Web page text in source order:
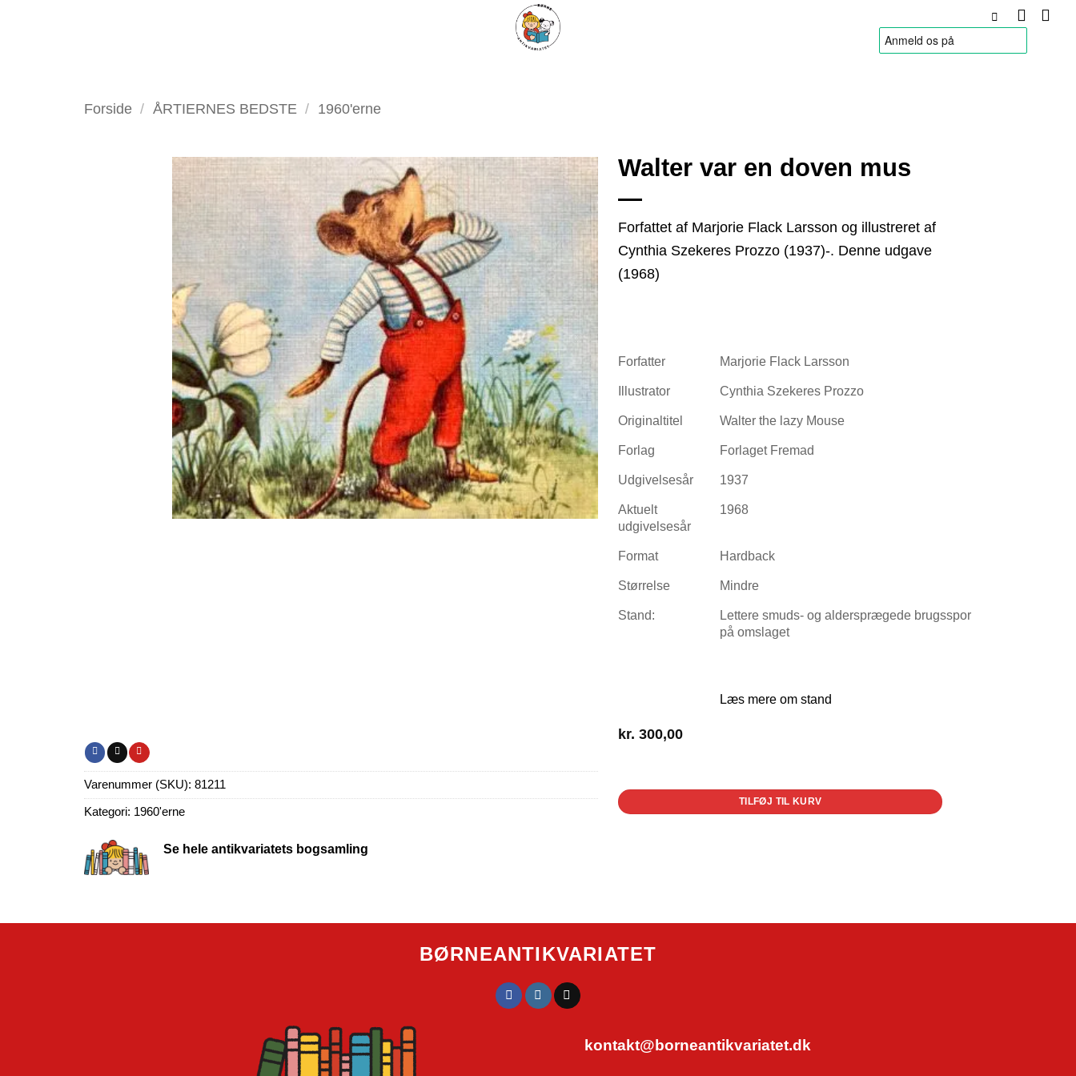
Forside / ÅRTIERNES BEDSTE / 1960'erne
Tilføj
som
favorit
Varenummer (SKU): 81211
Kategori: 1960'erne
Se hele antikvariatets bogsamling
Walter var en doven mus
Forfattet af Marjorie Flack Larsson og illustreret af
Cynthia Szekeres Prozzo (1937)-. Denne udgave
(1968)
Forfatter Marjorie Flack Larsson
Illustrator Cynthia Szekeres Prozzo
Originaltitel Walter the lazy Mouse
Forlag Forlaget Fremad
Udgivelsesår 1937
Aktuelt
udgivelsesår
1968
Format Hardback
Størrelse Mindre
Stand:
Lettere smuds- og aldersprægede brugsspor
på omslaget
Læs mere om stand
kr. 300,00
TILFØJ TIL KURV
BØRNEANTIKVARIATET
kontakt@borneantikvariatet.dk